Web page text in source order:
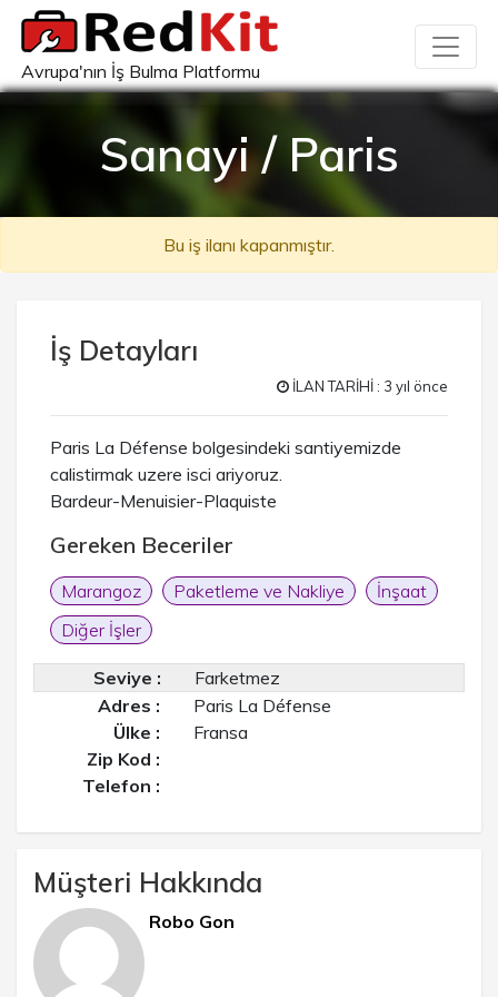
Avrupa'nın İş Bulma Platformu
Sanayi / Paris
Bu iş ilanı kapanmıştır.
İş Detayları
İLAN TARİHİ : 3 yıl önce
Paris La Défense bolgesindeki santiyemizde
calistirmak uzere isci ariyoruz.
Bardeur-Menuisier-Plaquiste
Gereken Beceriler
Marangoz Paketleme ve Nakliye
İnşaat
Diğer İşler
Seviye :
Farketmez
Adres :
Paris La Défense
Ülke :
Fransa
Zip Kod :
Telefon :
Müşteri Hakkında
Robo Gon